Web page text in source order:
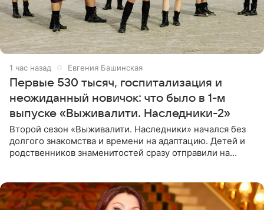
2 часа назад Евгения Башинская
Первые 530 тысяч, госпитализация и
неожиданный новичок: что было в 1-м
выпуске «Выживалити. Наследники-2»
Второй сезон «Выживалити. Наследники» начался без
долгого знакомства и времени на адаптацию. Детей и
родственников знаменитостей сразу отправили на